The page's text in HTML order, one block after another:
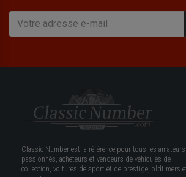
Classic Number est la référence pour tous les
passionnés, acheteurs et vendeurs de véhicules de
collection, voitures de sport et de prestige, oldtimers